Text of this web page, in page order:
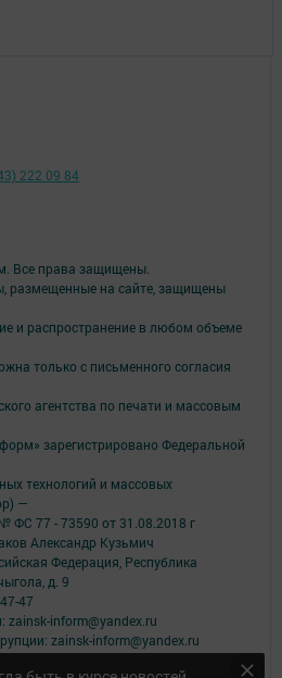
Все права защищены.
на сайте, защищены
и распространение в любом объеме
только с письменного согласия
агентства по печати и массовым
зарегистрировано Федеральной
технологий и массовых
—
ФС 77 - 73590 от 31.08.2018 г
Александр Кузьмич
Федерация, Республика
д. 9
47
zainsk-inform@yandex.ru
zainsk-inform@yandex.ru
222 09 84